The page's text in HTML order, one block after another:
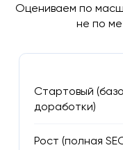
Оцениваем по
не по
Стартовый
доработки)
Рост (полная